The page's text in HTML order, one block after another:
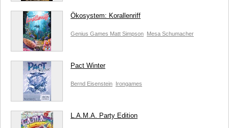
Ökosystem: Korallenriff
Genius Games Matt Simpson Mesa Schumacher
Pact Winter
Bernd Eisenstein Irongames
L.A.M.A. Party Edition